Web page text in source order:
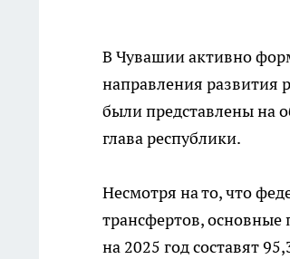
В Чувашии активно
направления развития
были представлены на
глава республики.
Несмотря на то, что
трансфертов,
на 2025 год составят